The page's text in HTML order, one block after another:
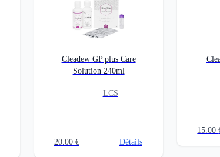
Cleadew GP plus Care
Solution 240ml
LCS
20.00 € Détails
15.00